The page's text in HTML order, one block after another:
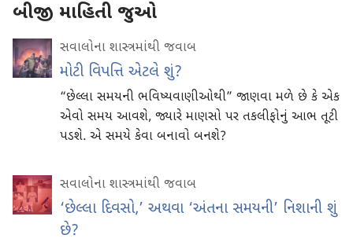
બીજી માહિતી જુઓ
સવાલોના શાસ્ત્રમાંથી જવાબ
મોટી વિપત્તિ એટલે શું?
“છેલ્લા સમયની ભવિષ્યવાણીઓથી” જાણવા મળે છે કે એક
એવો સમય આવશે, જ્યારે માણસો પર તકલીફોનું આભ તૂટી
પડશે. એ સમયે કેવા બનાવો બનશે?
સવાલોના શાસ્ત્રમાંથી જવાબ
‘છેલ્લા દિવસો,’ અથવા ‘અંતના સમયની’ નિશાની શું
છે?